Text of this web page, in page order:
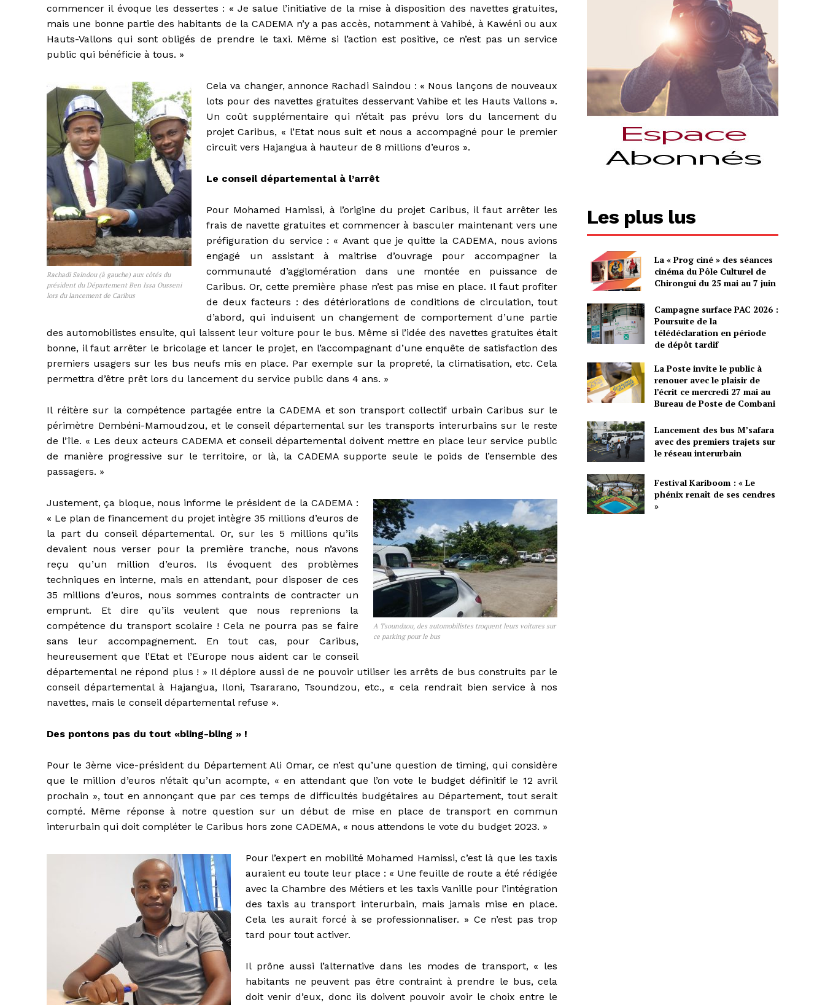
commencer il évoque les dessertes : « Je salue l’initiative de la mise à disposition des navettes gratuites,
mais une bonne partie des habitants de la CADEMA n’y a pas accès, notamment à Vahibé, à Kawéni ou aux
Hauts-Vallons qui sont obligés de prendre le taxi. Même si l’action est positive, ce n’est pas un service
public qui bénéficie à tous. »
Rachadi Saindou (à gauche) aux côtés du
président du Département Ben Issa Ousseni
lors du lancement de Caribus
Cela va changer, annonce Rachadi Saindou : « Nous lançons de nouveaux
lots pour des navettes gratuites desservant Vahibe et les Hauts Vallons ».
Un coût supplémentaire qui n’était pas prévu lors du lancement du
projet Caribus, « l’Etat nous suit et nous a accompagné pour le premier
circuit vers Hajangua à hauteur de 8 millions d’euros ».
Le conseil départemental à l’arrêt
Pour Mohamed Hamissi, à l’origine du projet Caribus, il faut arrêter les
frais de navette gratuites et commencer à basculer maintenant vers une
préfiguration du service : « Avant que je quitte la CADEMA, nous avions
engagé un assistant à maitrise d’ouvrage pour accompagner la
communauté d’agglomération dans une montée en puissance de
Caribus. Or, cette première phase n’est pas mise en place. Il faut profiter
de deux facteurs : des détériorations de conditions de circulation, tout
d’abord, qui induisent un changement de comportement d’une partie
des automobilistes ensuite, qui laissent leur voiture pour le bus. Même si l’idée des navettes gratuites était
bonne, il faut arrêter le bricolage et lancer le projet, en l’accompagnant d’une enquête de satisfaction des
premiers usagers sur les bus neufs mis en place. Par exemple sur la propreté, la climatisation, etc. Cela
permettra d’être prêt lors du lancement du service public dans 4 ans. »
Il réitère sur la compétence partagée entre la CADEMA et son transport collectif urbain Caribus sur le
périmètre Dembéni-Mamoudzou, et le conseil départemental sur les transports interurbains sur le reste
de l’île. « Les deux acteurs CADEMA et conseil départemental doivent mettre en place leur service public
de manière progressive sur le territoire, or là, la CADEMA supporte seule le poids de l’ensemble des
passagers. »
A Tsoundzou, des automobilistes troquent leurs voitures sur
ce parking pour le bus
Justement, ça bloque, nous informe le président de la CADEMA :
« Le plan de financement du projet intègre 35 millions d’euros de
la part du conseil départemental. Or, sur les 5 millions qu’ils
devaient nous verser pour la première tranche, nous n’avons
reçu qu’un million d’euros. Ils évoquent des problèmes
techniques en interne, mais en attendant, pour disposer de ces
35 millions d’euros, nous sommes contraints de contracter un
emprunt. Et dire qu’ils veulent que nous reprenions la
compétence du transport scolaire ! Cela ne pourra pas se faire
sans leur accompagnement. En tout cas, pour Caribus,
heureusement que l’Etat et l’Europe nous aident car le conseil
départemental ne répond plus ! » Il déplore aussi de ne pouvoir utiliser les arrêts de bus construits par le
conseil départemental à Hajangua, Iloni, Tsararano, Tsoundzou, etc., « cela rendrait bien service à nos
navettes, mais le conseil départemental refuse ».
Des pontons pas du tout «bling-bling » !
Pour le 3ème vice-président du Département Ali Omar, ce n’est qu’une question de timing, qui considère
que le million d’euros n’était qu’un acompte, « en attendant que l’on vote le budget définitif le 12 avril
prochain », tout en annonçant que par ces temps de difficultés budgétaires au Département, tout serait
compté. Même réponse à notre question sur un début de mise en place de transport en commun
interurbain qui doit compléter le Caribus hors zone CADEMA, « nous attendons le vote du budget 2023. »
Pour l’expert en mobilité Mohamed Hamissi, c’est là que les taxis
auraient eu toute leur place : « Une feuille de route a été rédigée
avec la Chambre des Métiers et les taxis Vanille pour l’intégration
des taxis au transport interurbain, mais jamais mise en place.
Cela les aurait forcé à se professionnaliser. » Ce n’est pas trop
tard pour tout activer.
Il prône aussi l’alternative dans les modes de transport, « les
habitants ne peuvent pas être contraint à prendre le bus, cela
doit venir d’eux, donc ils doivent pouvoir avoir le choix entre le
Les plus lus
La « Prog ciné » des séances
cinéma du Pôle Culturel de
Chirongui du 25 mai au 7 juin
Campagne surface PAC 2026 :
Poursuite de la
télédéclaration en période
de dépôt tardif
La Poste invite le public à
renouer avec le plaisir de
l’écrit ce mercredi 27 mai au
Bureau de Poste de Combani
Lancement des bus M’safara
avec des premiers trajets sur
le réseau interurbain
Festival Kariboom : « Le
phénix renaît de ses cendres
»